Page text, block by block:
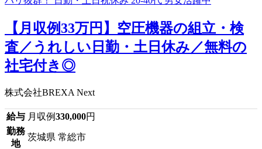
【月収例33万円】空圧機器の組立・検
査／うれしい日勤・土日休み／無料の
社宅付き◎
株式会社BREXA Next
給与 月収例330,000円
勤務
地
茨城県 常総市